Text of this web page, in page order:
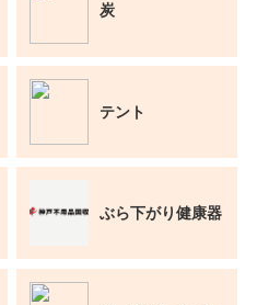
炭
テント
ぶら下がり健康器